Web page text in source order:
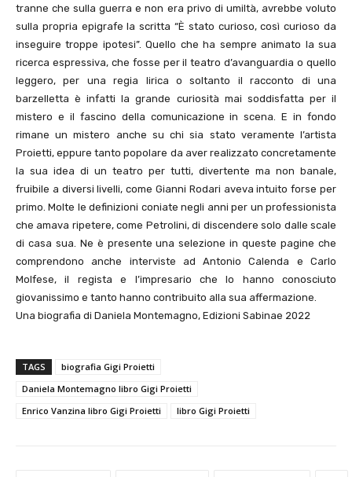
tranne che sulla guerra e non era privo di umiltà, avrebbe voluto
sulla propria epigrafe la scritta “È stato curioso, così curioso da
inseguire troppe ipotesi”. Quello che ha sempre animato la sua
ricerca espressiva, che fosse per il teatro d’avanguardia o quello
leggero, per una regia lirica o soltanto il racconto di una
barzelletta è infatti la grande curiosità mai soddisfatta per il
mistero e il fascino della comunicazione in scena. E in fondo
rimane un mistero anche su chi sia stato veramente l’artista
Proietti, eppure tanto popolare da aver realizzato concretamente
la sua idea di un teatro per tutti, divertente ma non banale,
fruibile a diversi livelli, come Gianni Rodari aveva intuito forse per
primo. Molte le definizioni coniate negli anni per un professionista
che amava ripetere, come Petrolini, di discendere solo dalle scale
di casa sua. Ne è presente una selezione in queste pagine che
comprendono anche interviste ad Antonio Calenda e Carlo
Molfese, il regista e l’impresario che lo hanno conosciuto
giovanissimo e tanto hanno contribuito alla sua affermazione.
Una biografia di Daniela Montemagno, Edizioni Sabinae 2022
TAGS
biografia Gigi Proietti
Daniela Montemagno libro Gigi Proietti
Enrico Vanzina libro Gigi Proietti
libro Gigi Proietti